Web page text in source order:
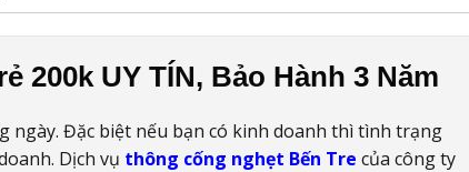
200k UY TÍN, Bảo Hành 3 Năm
ngày. Đặc biệt nếu bạn có kinh doanh thì tình trạng
Dịch vụ thông cống nghẹt Bến Tre của công ty